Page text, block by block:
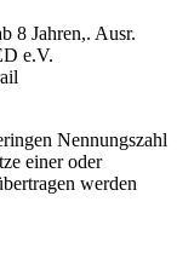
8 Jahren,. Ausr.
e.V.
Nennungszahl
einer oder
werden